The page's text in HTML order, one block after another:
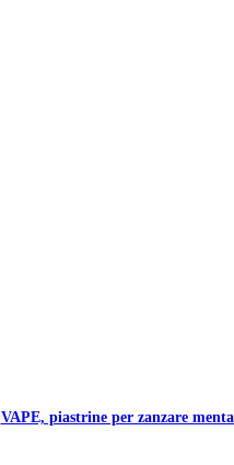
VAPE, piastrine per zanzare